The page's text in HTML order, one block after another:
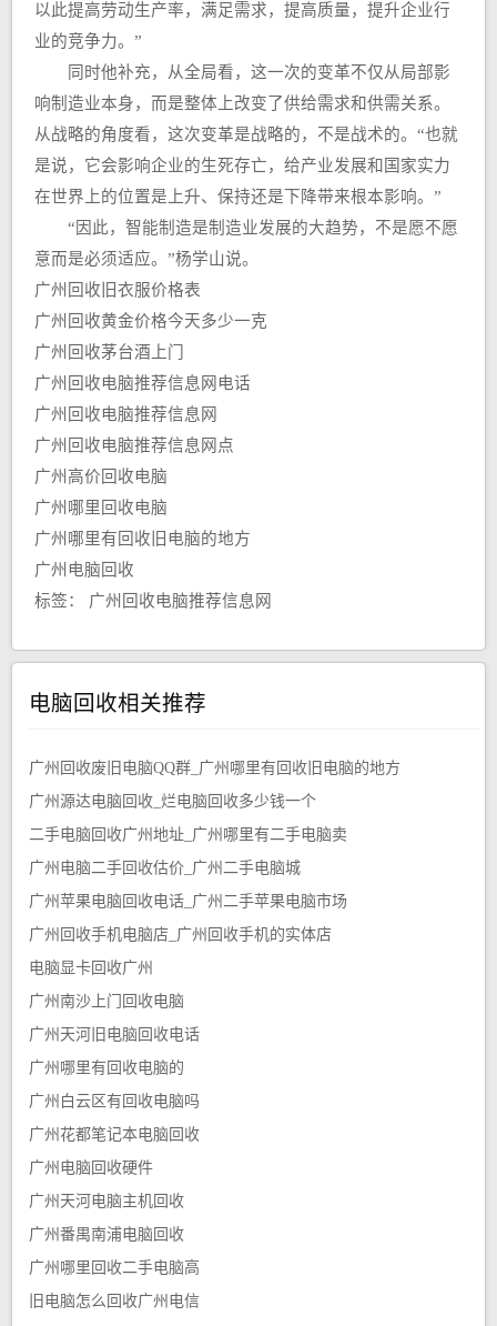
以此提高劳动生产率，满足需求，提高质量，提升企业行
业的竞争力。”
同时他补充，从全局看，这一次的变革不仅从局部影
响制造业本身，而是整体上改变了供给需求和供需关系。
从战略的角度看，这次变革是战略的，不是战术的。“也就
是说，它会影响企业的生死存亡，给产业发展和国家实力
在世界上的位置是上升、保持还是下降带来根本影响。”
“因此，智能制造是制造业发展的大趋势，不是愿不愿
意而是必须适应。”杨学山说。
广州回收旧衣服价格表
广州回收黄金价格今天多少一克
广州回收茅台酒上门
广州回收电脑推荐信息网电话
广州回收电脑推荐信息网
广州回收电脑推荐信息网点
广州高价回收电脑
广州哪里回收电脑
广州哪里有回收旧电脑的地方
广州电脑回收
标签：
广州回收电脑推荐信息网
电脑回收相关推荐
广州回收废旧电脑QQ群_广州哪里有回收旧电脑的地方
广州源达电脑回收_烂电脑回收多少钱一个
二手电脑回收广州地址_广州哪里有二手电脑卖
广州电脑二手回收估价_广州二手电脑城
广州苹果电脑回收电话_广州二手苹果电脑市场
广州回收手机电脑店_广州回收手机的实体店
电脑显卡回收广州
广州南沙上门回收电脑
广州天河旧电脑回收电话
广州哪里有回收电脑的
广州白云区有回收电脑吗
广州花都笔记本电脑回收
广州电脑回收硬件
广州天河电脑主机回收
广州番禺南浦电脑回收
广州哪里回收二手电脑高
旧电脑怎么回收广州电信